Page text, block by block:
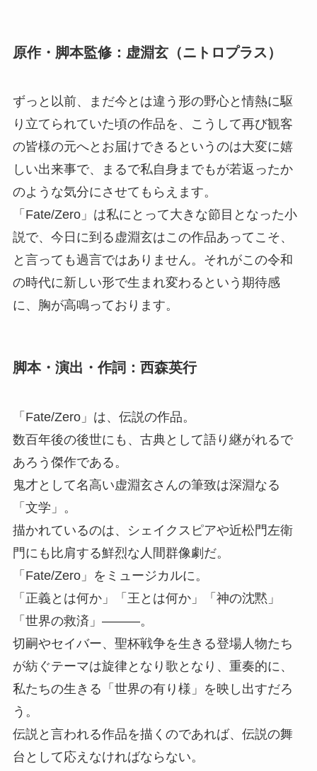
原作・脚本監修：虚淵玄（ニトロプラス）
ずっと以前、まだ今とは違う形の野心と情熱に駆
り立てられていた頃の作品を、こうして再び観客
の皆様の元へとお届けできるというのは大変に嬉
しい出来事で、まるで私自身までもが若返ったか
のような気分にさせてもらえます。
「Fate/Zero」は私にとって大きな節目となった小
説で、今日に到る虚淵玄はこの作品あってこそ、
と言っても過言ではありません。それがこの令和
の時代に新しい形で生まれ変わるという期待感
に、胸が高鳴っております。
脚本・演出・作詞：西森英行
「Fate/Zero」は、伝説の作品。
数百年後の後世にも、古典として語り継がれるで
あろう傑作である。
鬼才として名高い虚淵玄さんの筆致は深淵なる
「文学」。
描かれているのは、シェイクスピアや近松門左衛
門にも比肩する鮮烈な人間群像劇だ。
「Fate/Zero」をミュージカルに。
「正義とは何か」「王とは何か」「神の沈黙」
「世界の救済」———。
切嗣やセイバー、聖杯戦争を生きる登場人物たち
が紡ぐテーマは旋律となり歌となり、重奏的に、
私たちの生きる「世界の有り様」を映し出すだろ
う。
伝説と言われる作品を描くのであれば、伝説の舞
台として応えなければならない。